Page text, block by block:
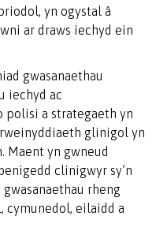
yn ogystal â
ar draws iechyd ein
gwasanaethau
iechyd ac
a strategaeth yn
glinigol yn
Maent yn gwneud
clinigwyr sy’n
rheng
cymunedol, eilaidd a